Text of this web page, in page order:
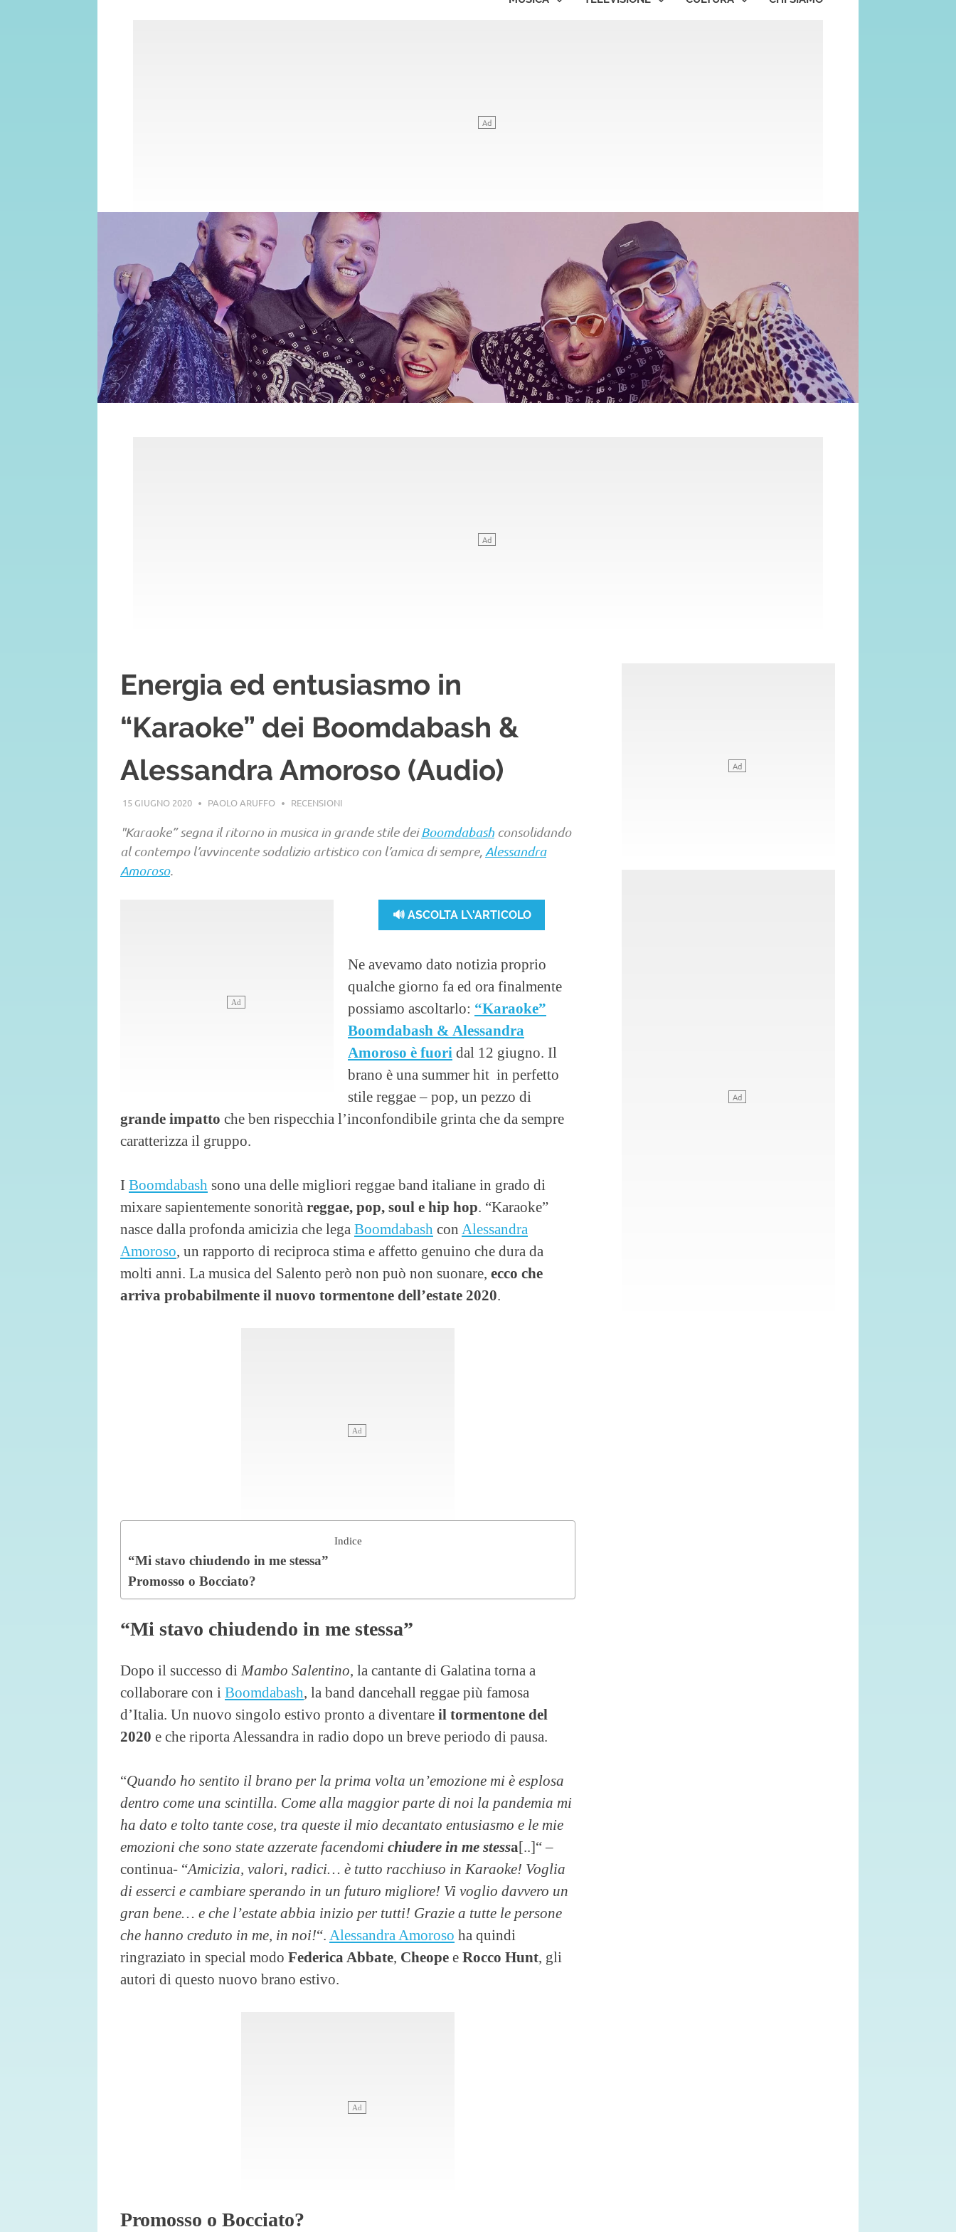
Energia ed entusiasmo in
“Karaoke” dei Boomdabash &
Alessandra Amoroso (Audio)
15 GIUGNO 2020 PAOLO ARUFFO RECENSIONI
"Karaoke” segna il ritorno in musica in grande stile deiBoomdabash consolidando
al contempo l’avvincente sodalizio artistico con l’amica di sempre, Alessandra
Amoroso.
🔊 ASCOLTA L\'ARTICOLO
Ne avevamo dato notizia proprio
qualche giorno fa ed ora finalmente
possiamo ascoltarlo: “Karaoke”
Boomdabash & Alessandra
Amoroso è fuori dal 12 giugno. Il
brano è una summer hit in perfetto
stile reggae – pop, un pezzo di
grande impatto che ben rispecchia l’inconfondibile grinta che da sempre
caratterizza il gruppo.
I Boomdabash sono una delle migliori reggae band italiane in grado di
mixare sapientemente sonorità reggae, pop, soul e hip hop. “Karaoke”
nasce dalla profonda amicizia che lega Boomdabash con Alessandra
Amoroso, un rapporto di reciproca stima e affetto genuino che dura da
molti anni. La musica del Salento però non può non suonare, ecco che
arriva probabilmente il nuovo tormentone dell’estate 2020.
Indice
“Mi stavo chiudendo in me stessa”
Promosso o Bocciato?
“Mi stavo chiudendo in me stessa”
Dopo il successo di Mambo Salentino, la cantante di Galatina torna a
collaborare con i Boomdabash, la band dancehall reggae più famosa
d’Italia. Un nuovo singolo estivo pronto a diventare il tormentone del
2020 e che riporta Alessandra in radio dopo un breve periodo di pausa.
“Quando ho sentito il brano per la prima volta un’emozione mi è esplosa
dentro come una scintilla. Come alla maggior parte di noi la pandemia mi
ha dato e tolto tante cose, tra queste il mio decantato entusiasmo e le mie
emozioni che sono state azzerate facendomi chiudere in me stessa[..]“ –
continua- “Amicizia, valori, radici… è tutto racchiuso in Karaoke! Voglia
di esserci e cambiare sperando in un futuro migliore! Vi voglio davvero un
gran bene… e che l’estate abbia inizio per tutti! Grazie a tutte le persone
che hanno creduto in me, in noi!“. Alessandra Amoroso ha quindi
ringraziato in special modo Federica Abbate, Cheope e Rocco Hunt, gli
autori di questo nuovo brano estivo.
Promosso o Bocciato?